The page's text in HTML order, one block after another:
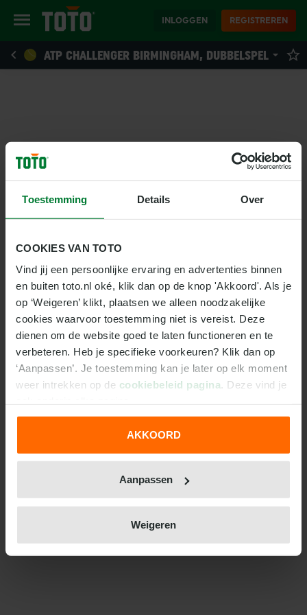
Toestemming Details Over
COOKIES VAN TOTO
Vind jij een persoonlijke ervaring en advertenties binnen
en buiten toto.nl oké, klik dan op de knop 'Akkoord'. Als je
op ‘Weigeren’ klikt, plaatsen we alleen noodzakelijke
cookies waarvoor toestemming niet is vereist. Deze
dienen om de website goed te laten functioneren en te
verbeteren. Heb je specifieke voorkeuren? Klik dan op
‘Aanpassen’. Je toestemming kan je later op elk moment
weer intrekken op de cookiebeleid pagina . Deze vind je
We werken samen met31 derdendie uw gegevens
AKKOORD
Aanpassen
Weigeren
INLOGGEN REGISTREREN
ATP CHALLENGER BIRMINGHAM, DUBBELSPEL